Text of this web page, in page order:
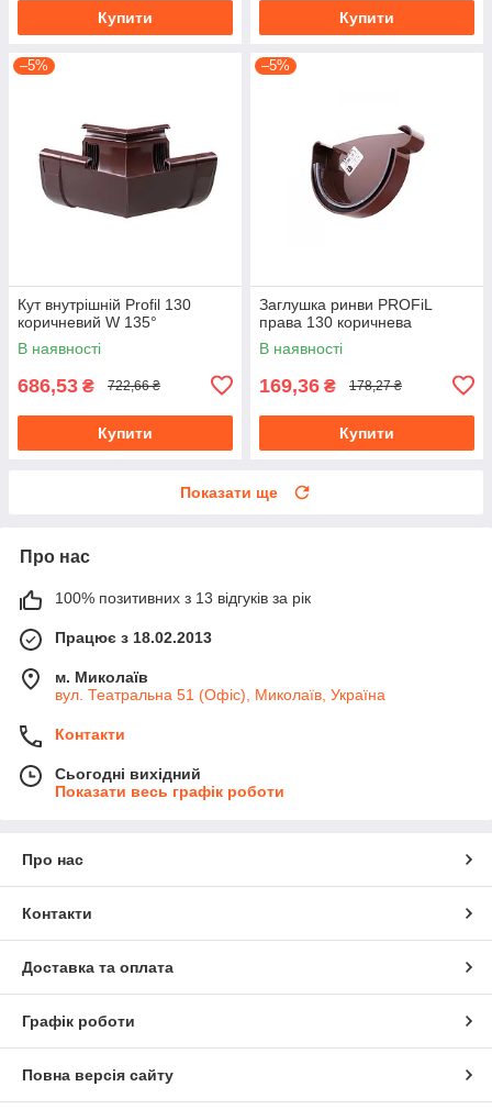
Купити Купити
–5%
Кут внутрішній Profil 130
коричневий W 135°
В наявності
686,53 ₴ 722,66 ₴
Купити
–5%
Заглушка ринви PROFiL
права 130 коричнева
В наявності
169,36 ₴ 178,27 ₴
Купити
Показати ще
Про нас
100% позитивних з 13 відгуків за рік
Працює з 18.02.2013
м. Миколаїв
вул. Театральна 51 (Офіс), Миколаїв, Україна
Контакти
Сьогодні вихідний
Показати весь графік роботи
Про нас
Контакти
Доставка та оплата
Графік роботи
Повна версія сайту